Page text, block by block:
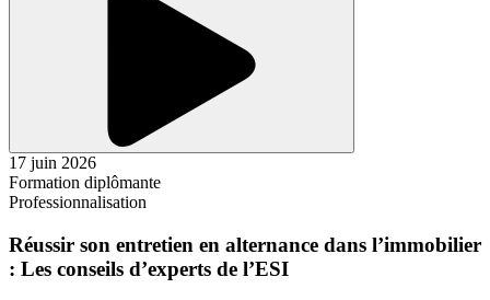
17 juin 2026
Formation diplômante
Professionnalisation
Réussir son entretien en alternance dans l’immobilier
: Les conseils d’experts de l’ESI